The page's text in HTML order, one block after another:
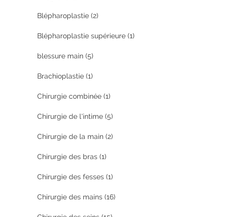
Blépharoplastie (2)
Blépharoplastie supérieure (1)
blessure main (5)
Brachioplastie (1)
Chirurgie combinée (1)
Chirurgie de l'intime (5)
Chirurgie de la main (2)
Chirurgie des bras (1)
Chirurgie des fesses (1)
Chirurgie des mains (16)